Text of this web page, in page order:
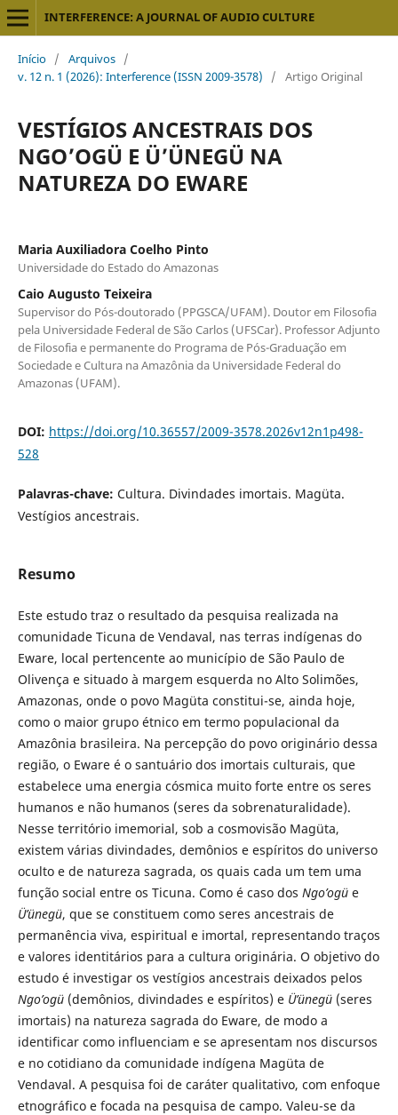
INTERFERENCE: A JOURNAL OF AUDIO CULTURE
Início / Arquivos /
v. 12 n. 1 (2026): Interference (ISSN 2009-3578)
/ Artigo Original
VESTÍGIOS ANCESTRAIS DOS
NGO’OGÜ E Ü’ÜNEGÜ NA
NATUREZA DO EWARE
Maria Auxiliadora Coelho Pinto
Universidade do Estado do Amazonas
Caio Augusto Teixeira
Supervisor do Pós-doutorado (PPGSCA/UFAM). Doutor em Filosofia
pela Universidade Federal de São Carlos (UFSCar). Professor Adjunto
de Filosofia e permanente do Programa de Pós-Graduação em
Sociedade e Cultura na Amazônia da Universidade Federal do
Amazonas (UFAM).
DOI: https://doi.org/10.36557/2009-3578.2026v12n1p498-
528
Palavras-chave: Cultura. Divindades imortais. Magüta.
Vestígios ancestrais.
Resumo
Este estudo traz o resultado da pesquisa realizada na
comunidade Ticuna de Vendaval, nas terras indígenas do
Eware, local pertencente ao município de São Paulo de
Olivença e situado à margem esquerda no Alto Solimões,
Amazonas, onde o povo Magüta constitui-se, ainda hoje,
como o maior grupo étnico em termo populacional da
Amazônia brasileira. Na percepção do povo originário dessa
região, o Eware é o santuário dos imortais culturais, que
estabelece uma energia cósmica muito forte entre os seres
humanos e não humanos (seres da sobrenaturalidade).
Nesse território imemorial, sob a cosmovisão Magüta,
existem várias divindades, demônios e espíritos do universo
oculto e de natureza sagrada, os quais cada um tem uma
função social entre os Ticuna. Como é caso dos Ngo’ogüe
Ü’ünegü, que se constituem como seres ancestrais de
permanência viva, espiritual e imortal, representando traços
e valores identitários para a cultura originária. O objetivo do
estudo é investigar os vestígios ancestrais deixados pelos
Ngo’ogü (demônios, divindades e espíritos) e Ü’ünegü (seres
imortais) na natureza sagrada do Eware, de modo a
identificar como influenciam e se apresentam nos discursos
e no cotidiano da comunidade indígena Magüta de
Vendaval. A pesquisa foi de caráter qualitativo, com enfoque
etnográfico e focada na pesquisa de campo. Valeu-se da